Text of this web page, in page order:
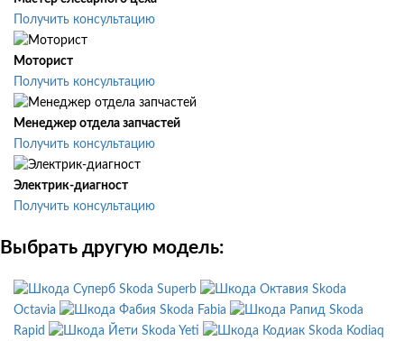
Получить консультацию
Моторист
Получить консультацию
Менеджер отдела запчастей
Получить консультацию
Электрик-диагност
Получить консультацию
Выбрать другую модель:
Skoda Superb
Skoda
Octavia
Skoda Fabia
Skoda
Rapid
Skoda Yeti
Skoda Kodiaq